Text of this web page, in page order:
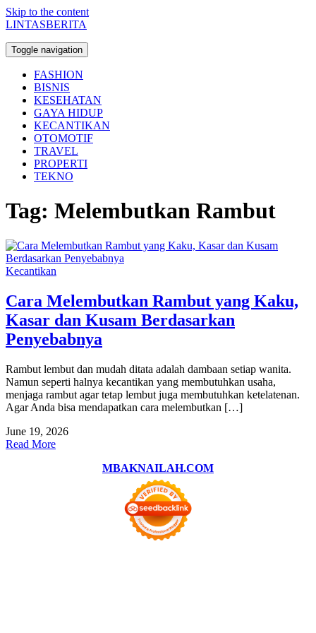
Skip to the content
LINTASBERITA
Toggle navigation
FASHION
BISNIS
KESEHATAN
GAYA HIDUP
KECANTIKAN
OTOMOTIF
TRAVEL
PROPERTI
TEKNO
Tag: Melembutkan Rambut
Kecantikan
Cara Melembutkan Rambut yang Kaku,
Kasar dan Kusam Berdasarkan
Penyebabnya
Rambut lembut dan mudah ditata adalah dambaan setiap wanita.
Namun seperti halnya kecantikan yang membutuhkan usaha,
menjaga rambut agar tetap lembut juga membutuhkan ketelatenan.
Agar Anda bisa mendapatkan cara melembutkan […]
June 19, 2026
Read More
MBAKNAILAH.COM